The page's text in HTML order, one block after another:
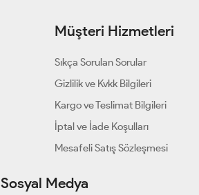
Müşteri Hizmetleri
Sıkça Sorulan Sorular
Gizlilik ve Kvkk Bilgileri
Kargo ve Teslimat Bilgileri
İptal ve İade Koşulları
Mesafeli Satış Sözleşmesi
Sosyal Medya